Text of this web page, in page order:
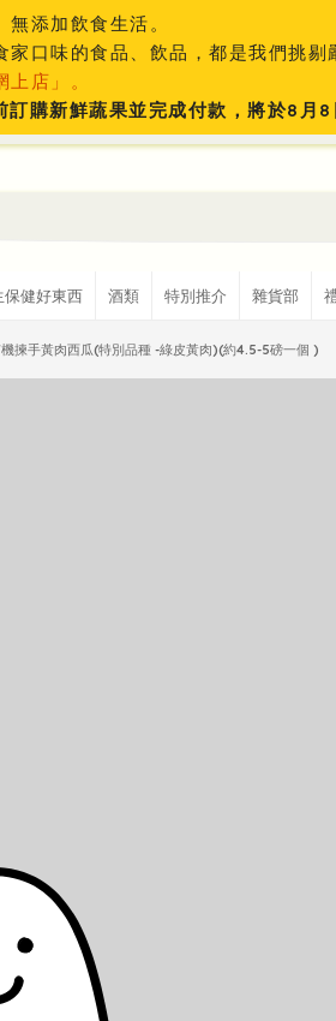
添加飲食生活。
家口味的食品、飲品，都是我們挑剔
店」。
購新鮮蔬果並完成付款，將於8月8
保健好東西 酒類 特別推介 雜貨部
揀手黃肉西瓜(特別品種 -綠皮黃肉)(約4.5-5磅一個 )